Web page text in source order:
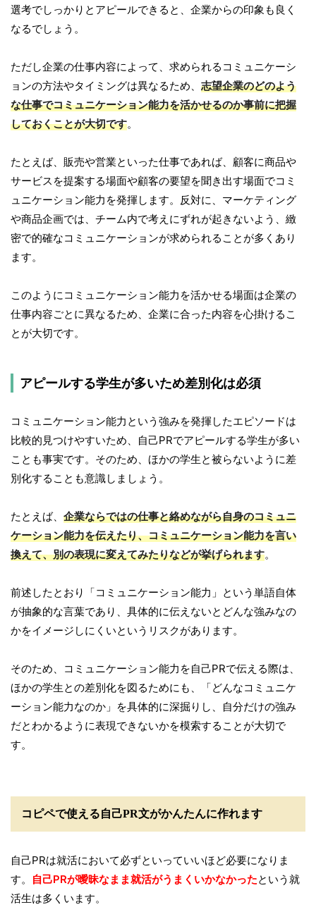
選考でしっかりとアピールできると、企業からの印象も良く
なるでしょう。
ただし企業の仕事内容によって、求められるコミュニケーシ
ョンの方法やタイミングは異なるため、 志望企業のどのよう
な仕事でコミュニケーション能力を活かせるのか事前に把握
しておくことが大切です。
たとえば、販売や営業といった仕事であれば、顧客に商品や
サービスを提案する場面や顧客の要望を聞き出す場面でコミ
ュニケーション能力を発揮します。反対に、マーケティング
や商品企画では、チーム内で考えにずれが起きないよう、緻
密で的確なコミュニケーションが求められることが多くあり
ます。
このようにコミュニケーション能力を活かせる場面は企業の
仕事内容ごとに異なるため、企業に合った内容を心掛けるこ
とが大切です。
アピールする学生が多いため差別化は必須
コミュニケーション能力という強みを発揮したエピソードは
比較的見つけやすいため、自己PRでアピールする学生が多い
ことも事実です。そのため、ほかの学生と被らないように差
別化することも意識しましょう。
たとえば、 企業ならではの仕事と絡めながら自身のコミュニ
ケーション能力を伝えたり、コミュニケーション能力を言い
換えて、別の表現に変えてみたりなどが挙げられます。
前述したとおり「コミュニケーション能力」という単語自体
が抽象的な言葉であり、具体的に伝えないとどんな強みなの
かをイメージしにくいというリスクがあります。
そのため、コミュニケーション能力を自己PRで伝える際は、
ほかの学生との差別化を図るためにも、「どんなコミュニケ
ーション能力なのか」を具体的に深掘りし、自分だけの強み
だとわかるように表現できないかを模索することが大切で
す。
コピペで使える自己PR文がかんたんに作れます
自己PRは就活において必ずといっていいほど必要になりま
す。
自己PRが曖昧なまま就活がうまくいかなかったという就
活生は多くいます。